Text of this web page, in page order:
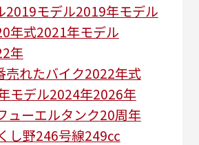
2019モデル2019年モデル
年式2021年モデル
年
売れたバイク2022年式
モデル2024年2026年
ューエルタンク20周年
し野246号線249㏄